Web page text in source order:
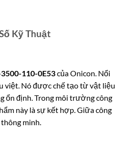
Kỹ Thuật
3500-110-0E53của Onicon. Nổi
việt. Nó được chế tạo từ vật liệu
ổn định. Trong môi trường công
này là sự kết hợp. Giữa công
minh.